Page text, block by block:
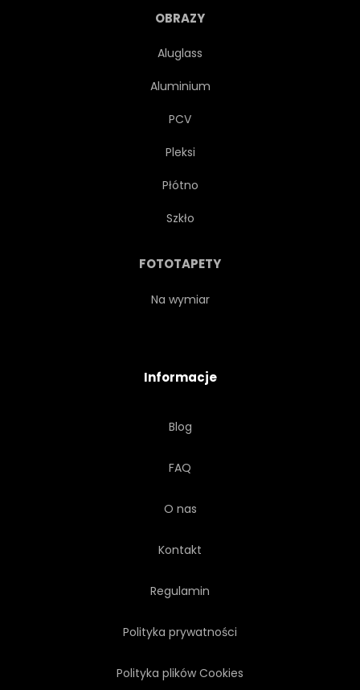
OBRAZY
Aluglass
Aluminium
PCV
Pleksi
Płótno
Szkło
FOTOTAPETY
Na wymiar
Informacje
Blog
FAQ
O nas
Kontakt
Regulamin
Polityka prywatności
Polityka plików Cookies